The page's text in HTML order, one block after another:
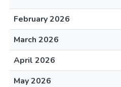
February 2026
March 2026
April 2026
May 2026